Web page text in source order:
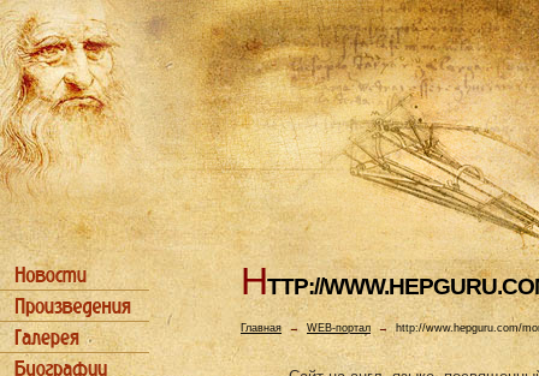
HTTP://
Главная→ WEB-портал → http://www.hepguru.com/